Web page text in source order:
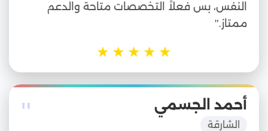
النفس، بس فعلاً التخصصات متاحة والدعم
ممتاز."
★
★
★
★
★
" أحمد الجسمي
الشارقة